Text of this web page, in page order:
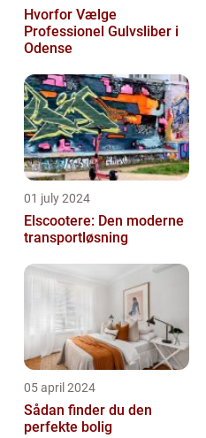
Hvorfor Vælge
Professionel Gulvsliber i
Odense
01 july 2024
Elscootere: Den moderne
transportløsning
05 april 2024
Sådan finder du den
perfekte bolig